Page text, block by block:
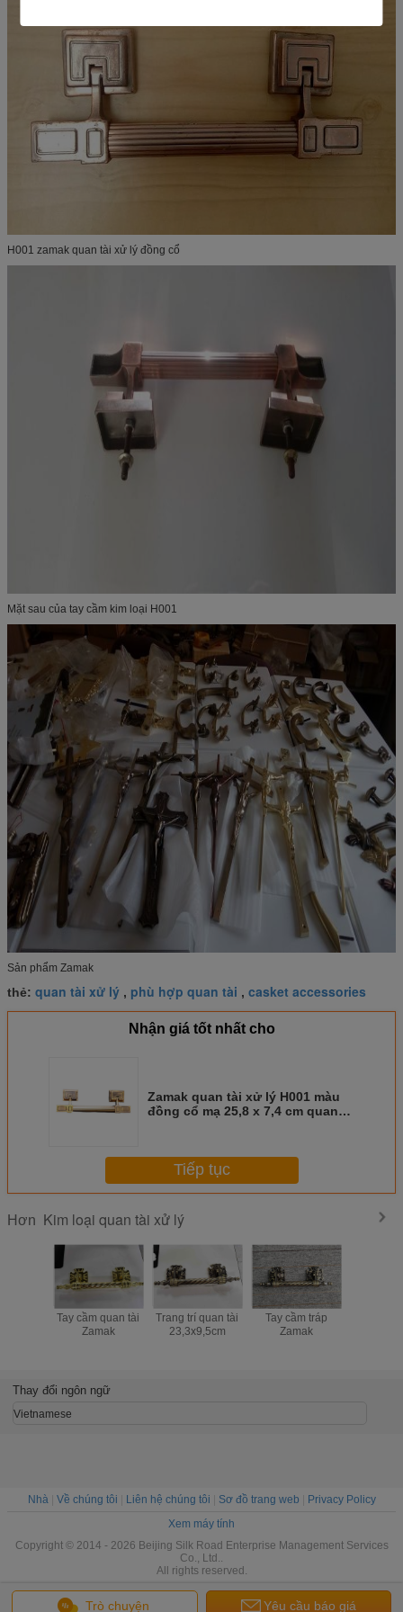
H001 zamak quan tài xử lý đồng cổ
Mặt sau của tay cầm kim loại H001
Sản phẩm Zamak
thẻ: quan tài xử lý , phù hợp quan tài , casket accessories
Nhận giá tốt nhất cho
Zamak quan tài xử lý H001 màu
đồng cổ mạ 25,8 x 7,4 cm quan
Tiếp tục
Hơn Kim loại quan tài xử lý
Tay cầm quan tài
Zamak
Trang trí quan tài
23,3x9,5cm
Tay cầm tráp
Zamak
Trò chuyện Yêu cầu báo giá
Thay đổi ngôn ngữ
Vietnamese
Nhà| Về chúng tôi Liên hệ chúng tôi Sơ đồ trang web
Privacy Policy
Xem máy tính
Copyright © 2014 - 2026 Beijing Silk Road Enterprise Management Services
Co., Ltd..
All rights reserved.